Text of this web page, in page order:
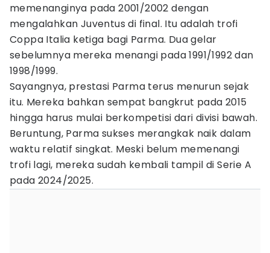
memenanginya pada 2001/2002 dengan
mengalahkan Juventus di final. Itu adalah trofi
Coppa Italia ketiga bagi Parma. Dua gelar
sebelumnya mereka menangi pada 1991/1992 dan
1998/1999.
Sayangnya, prestasi Parma terus menurun sejak
itu. Mereka bahkan sempat bangkrut pada 2015
hingga harus mulai berkompetisi dari divisi bawah.
Beruntung, Parma sukses merangkak naik dalam
waktu relatif singkat. Meski belum memenangi
trofi lagi, mereka sudah kembali tampil di Serie A
pada 2024/2025.